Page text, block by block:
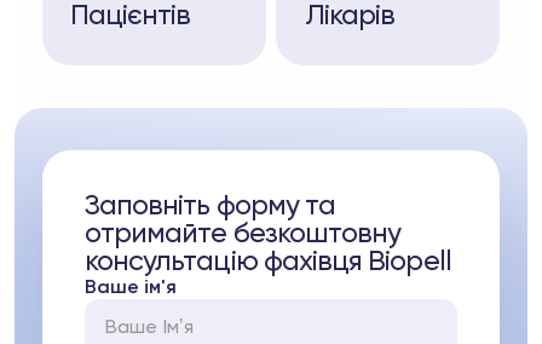
Пацієнтів Лікарів
Заповніть форму та
отримайте безкоштовну
консультацію фахівця Biopell
Ваше ім'я